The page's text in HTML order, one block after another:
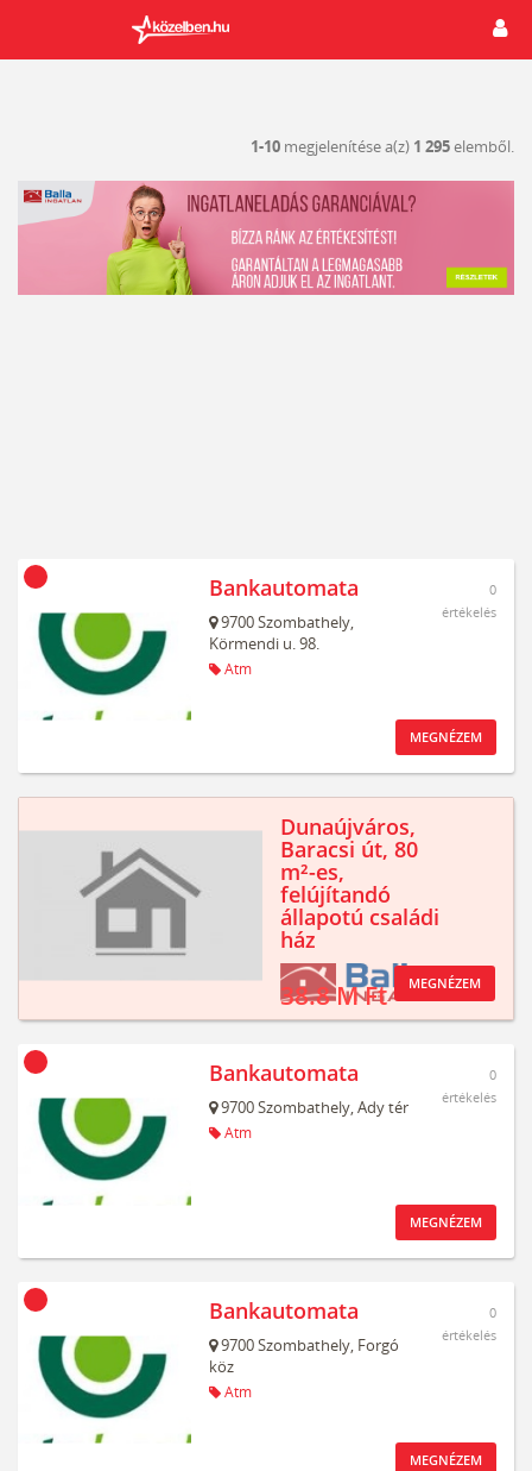
1-10 megjelenítése a(z) 1 295elemből.
Bankautomata
9700Szombathely,
Körmendi u. 98.
Atm
0
értékelés
MEGNÉZEM
Dunaújváros,
Baracsi út, 80
m²-es,
felújítandó
állapotú családi
ház
38.8 M Ft MEGNÉZEM
Bankautomata
9700Szombathely,Ady tér
Atm
0
értékelés
MEGNÉZEM
Bankautomata
9700Szombathely, Forgó
köz
Atm
0
értékelés
MEGNÉZEM